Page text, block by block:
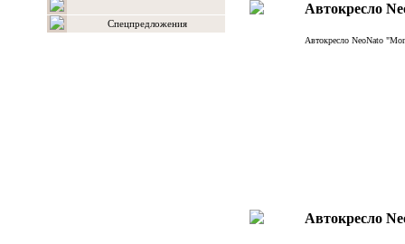
Спецпредложения
Aвтокреслo
Aвтокреслo NeoNato
Aвтокреслo